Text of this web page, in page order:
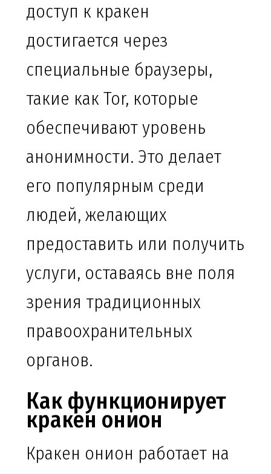
доступ к кракен
достигается через
специальные браузеры,
такие как Tor, которые
обеспечивают уровень
анонимности. Это делает
его популярным среди
людей, желающих
предоставить или получить
услуги, оставаясь вне поля
зрения традиционных
правоохранительных
органов.
Как функционирует
кракен онион
Кракен онион работает на